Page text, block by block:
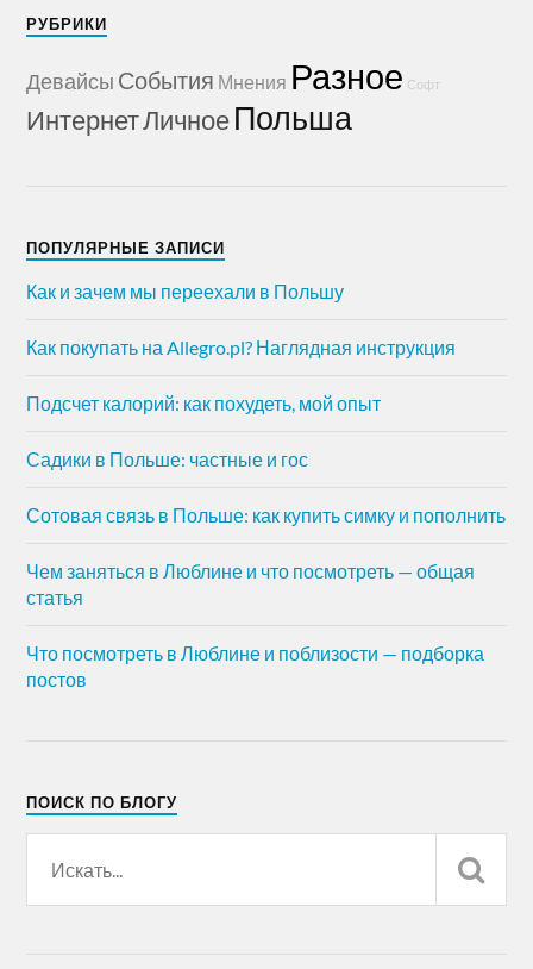
РУБРИКИ
Девайсы События Мнения Разное Софт
ИнтернетЛичноеПольша
ПОПУЛЯРНЫЕ ЗАПИСИ
Как и зачем мы переехали в Польшу
Как покупать на Allegro.pl? Наглядная инструкция
Подсчет калорий: как похудеть, мой опыт
Садики в Польше: частные и гос
Сотовая связь в Польше: как купить симку и пополнить
Чем заняться в Люблине и что посмотреть — общая
статья
Что посмотреть в Люблине и поблизости — подборка
постов
ПОИСК ПО БЛОГУ